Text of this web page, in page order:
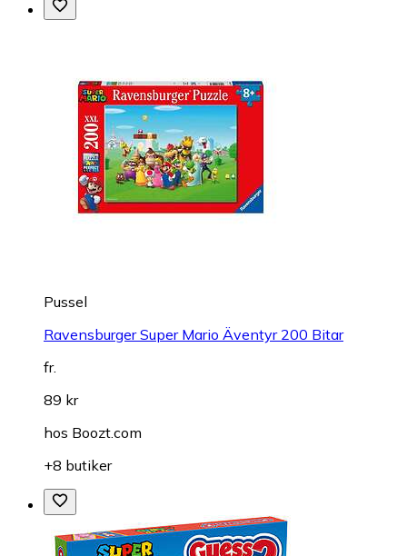
Pussel
Ravensburger Super Mario Äventyr 200 Bitar
fr.
89 kr
hos Boozt.com
+8 butiker